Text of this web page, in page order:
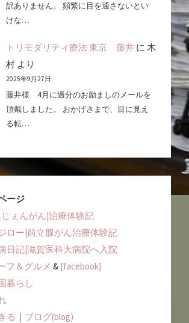
訳ありません。 頻繁に目を通さないとい
けな…
トリモダリティ療法 東京 藤井に 木
村より
2025年9月27日
藤井様 4月に過分のお励ましのメールを
頂戴しました。 おかげさまで、目に見え
る転…
ージ
じぇんがん|治療体験記
ロー|前立腺がん治療体験記
日記|滋賀医科大病院へ入院
フ＆グルメ & [facebook]
暮らし
る ｜ ブログ(blog)